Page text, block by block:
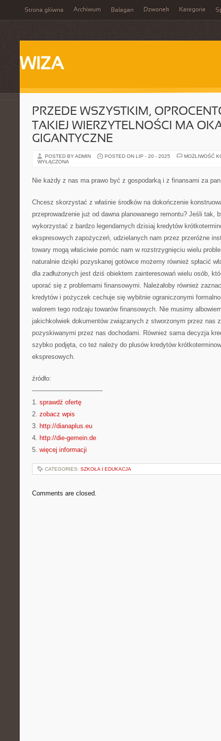
Strona główna Archiwum Bałagan Dzwonek Kategorie
WIZA
PRZEDE WSZYSTKIM,
TAKIEJ WIERZYTELNOŚCI MA
GIGANTYCZNE
POSTED BY ADMIN POSTED ON LIP - 20 - 2025
MOŻLIWOŚĆ
WYŁĄCZONA
Nie każdy z nas ma prawo być z gospodarką i z finansami za
Chcesz skorzystać z właśnie środków na dokończenie
przeprowadzenie już od dawna planowanego remontu? Jeśli tak,
wykorzystać z bardzo legendarnych dzisiaj kredytów
ekspresowych zapożyczeń, udzielanych nam przez przeróżne
towary mogą właściwie pomóc nam w rozstrzygnięciu wielu
naturalnie dzięki pozyskanej gotówce możemy również spłacić
dla zadłużonych jest dziś obiektem zainteresowań wielu osób,
uporać się z problemami finansowymi. Należałoby również
kredytów i pożyczek cechuje się wybitnie ograniczonymi
walorem tego rodzaju towarów finansowych. Nie musimy
jakichkolwiek dokumentów związanych z stworzonym przez nas
pozyskiwanymi przez nas dochodami. Również sama decyzja
szybko podjęta, co też należy do plusów kredytów
ekspresowych.
źródło:
———————————
1. sprawdź ofertę
2. zobacz wpis
3. http://dianaplus.eu
4. http://die-gemein.de
5. więcej informacji
CATEGORIES: SZKOŁA I EDUKACJA
Comments are closed.